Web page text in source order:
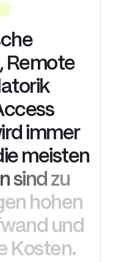
che
,Remote
atorik
ccess
irdimmer
iemeisten
sindzu
en hohen
wand und
Kosten.